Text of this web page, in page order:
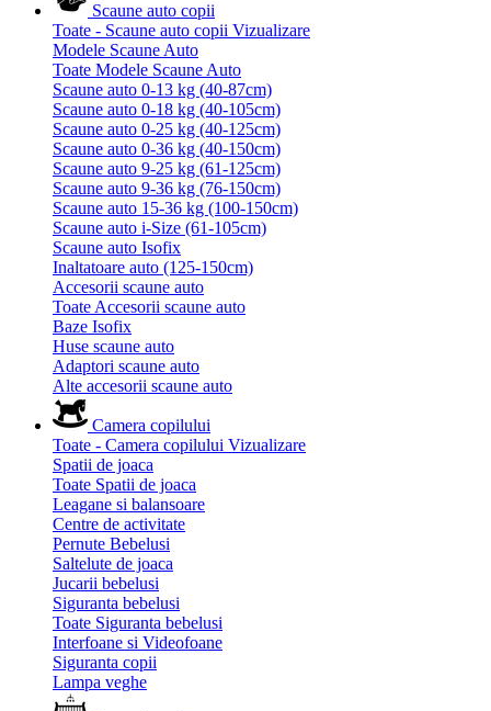
Scaune auto copii
Toate - Scaune auto copii Vizualizare
Modele Scaune Auto
Toate Modele Scaune Auto
Scaune auto 0-13 kg (40-87cm)
Scaune auto 0-18 kg (40-105cm)
Scaune auto 0-25 kg (40-125cm)
Scaune auto 0-36 kg (40-150cm)
Scaune auto 9-25 kg (61-125cm)
Scaune auto 9-36 kg (76-150cm)
Scaune auto 15-36 kg (100-150cm)
Scaune auto i-Size (61-105cm)
Scaune auto Isofix
Inaltatoare auto (125-150cm)
Accesorii scaune auto
Toate Accesorii scaune auto
Baze Isofix
Huse scaune auto
Adaptori scaune auto
Alte accesorii scaune auto
Camera copilului
Toate - Camera copilului Vizualizare
Spatii de joaca
Toate Spatii de joaca
Leagane si balansoare
Centre de activitate
Pernute Bebelusi
Saltelute de joaca
Jucarii bebelusi
Siguranta bebelusi
Toate Siguranta bebelusi
Interfoane si Videofoane
Siguranta copii
Lampa veghe